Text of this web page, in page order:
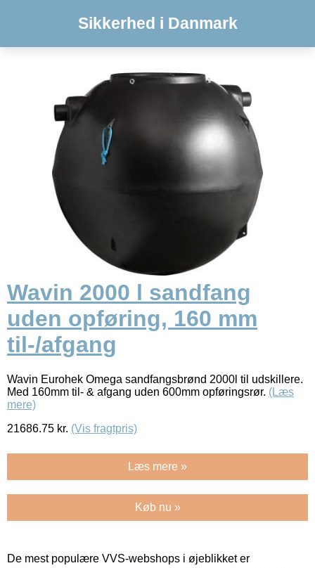
Sikkerhed i Danmark
Wavin 2000 l sandfang
uden opføring, 160 mm
til-/afgang
Wavin Eurohek Omega sandfangsbrønd 2000l til udskillere.
Med 160mm til- & afgang uden 600mm opføringsrør. (Læs
mere)
21686.75 kr. (Vis fragtpris)
Læs mere »
Køb nu »
De mest populære VVS-webshops i øjeblikket er